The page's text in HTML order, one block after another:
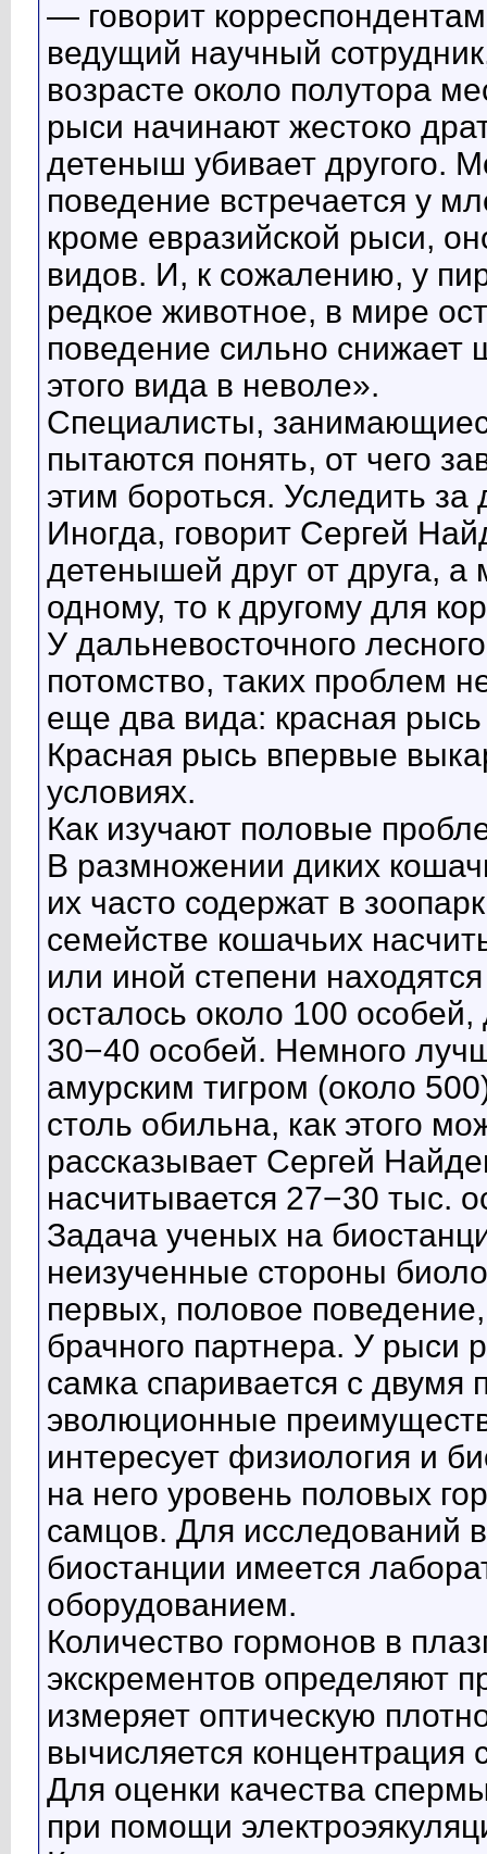
— говорит
ведущий научный
возрасте около полутора
рыси начинают жестоко
детеныш убивает другого.
поведение встречается у
кроме евразийской рыси,
видов. И, к сожалению, у
редкое животное, в мире
поведение сильно
этого вида в неволе».
Специалисты,
пытаются понять, от чего
этим бороться. Уследить
Иногда, говорит Сергей
детенышей друг от друга, а
одному, то к другому для
У дальневосточного
потомство, таких проблем
еще два вида: красная рысь
Красная рысь впервые
условиях.
Как изучают половые
В размножении диких
их часто содержат в
семействе кошачьих
или иной степени
осталось около 100
30−40 особей. Немного
амурским тигром (около
столь обильна, как этого
рассказывает Сергей
насчитывается 27−30 тыс.
Задача ученых на
неизученные стороны
первых, половое
брачного партнера. У рыси
самка спаривается с двумя
эволюционные
интересует физиология и
на него уровень половых
самцов. Для исследований
биостанции имеется
оборудованием.
Количество гормонов в
экскрементов определяют
измеряет оптическую
вычисляется концентрация
Для оценки качества
при помощи